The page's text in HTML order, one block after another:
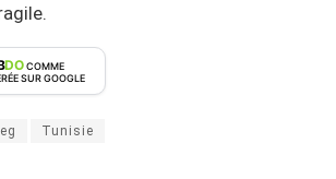
DOCOMME
SUR GOOGLE
Tunisie